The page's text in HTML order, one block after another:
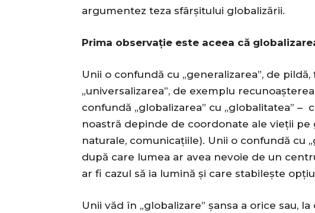
argumentez teza sfârșitului globalizării.
Prima observație este aceea că
Unii o confundă cu „generalizarea”, de
„universalizarea”, de exemplu
confundă „globalizarea” cu „globalitatea” –
noastră depinde de coordonate ale vieții
naturale, comunicațiile). Unii o confundă cu
după care lumea ar avea nevoie de un
ar fi cazul să ia lumină și care stabilește
Unii văd în „globalizare” șansa a orice sau,